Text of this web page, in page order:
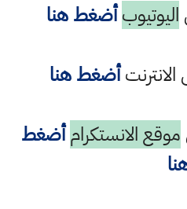
اليوتيوب أضغط هنا
الانترنتأضغط هنا
موقع الانستكرام أضغط